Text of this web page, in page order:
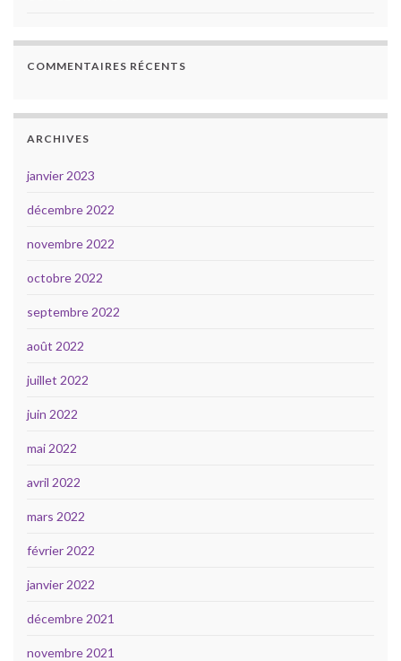
COMMENTAIRES RÉCENTS
ARCHIVES
janvier 2023
décembre 2022
novembre 2022
octobre 2022
septembre 2022
août 2022
juillet 2022
juin 2022
mai 2022
avril 2022
mars 2022
février 2022
janvier 2022
décembre 2021
novembre 2021